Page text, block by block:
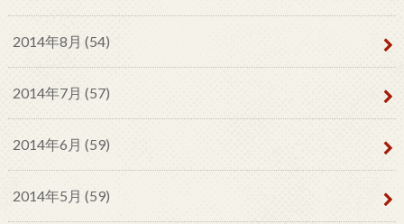
2014年8月 (54)
2014年7月 (57)
2014年6月 (59)
2014年5月 (59)